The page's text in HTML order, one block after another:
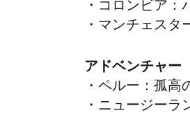
・コロンビア：
・マンチェスタ
アドベンチャー
・ペルー：孤
・ニュージーラ